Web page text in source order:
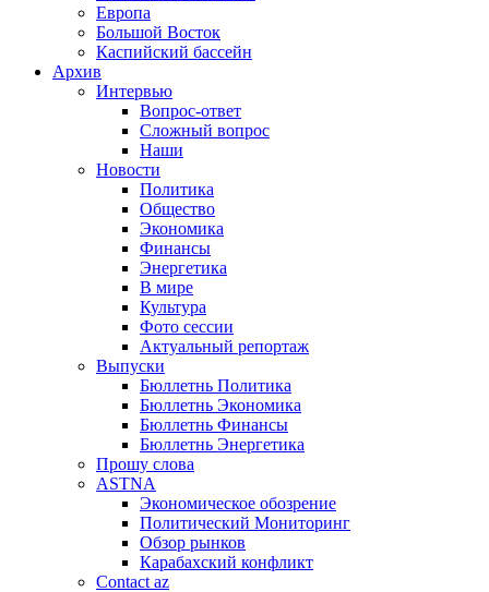
Европа
Большой Восток
Каспийский бассейн
Архив
Интервью
Вопрос-ответ
Сложный вопрос
Наши
Новости
Политика
Общество
Экономика
Финансы
Энергетика
В мире
Культура
Фото сессии
Актуальный репортаж
Выпуски
Бюллетнь Политика
Бюллетнь Экономика
Бюллетнь Финансы
Бюллетнь Энергетика
Прошу слова
ASTNA
Экономическое обозрение
Политический Мониторинг
Обзор рынков
Карабахский конфликт
Contact az